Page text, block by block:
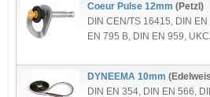
Coeur Pulse 12mm (Petzl)
DIN CEN/TS 16415, DIN
EN 795 B, DIN EN 959,
DYNEEMA 10mm
DIN EN 354, DIN EN 566,